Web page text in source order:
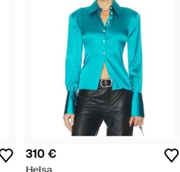
310 €